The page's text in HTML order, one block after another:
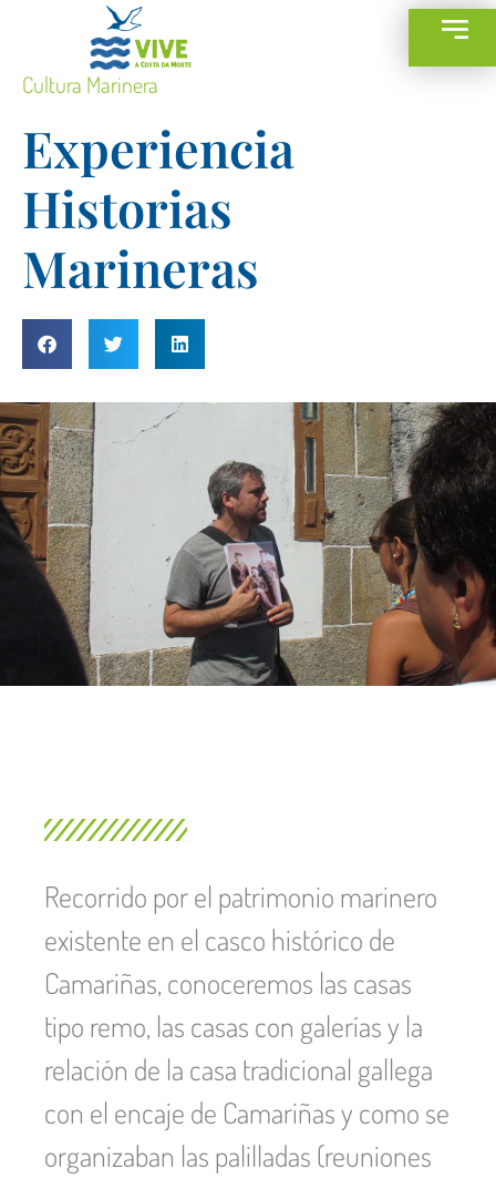
Cultura Marinera
Experiencia
Historias
Marineras
Recorrido por el patrimonio marinero
existente en el casco histórico de
Camariñas, conoceremos las casas
tipo remo, las casas con galerías y la
relación de la casa tradicional gallega
con el encaje de Camariñas y como se
organizaban las palilladas (reuniones